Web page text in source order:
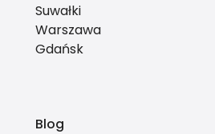
Suwałki
Warszawa
Gdańsk
Blog